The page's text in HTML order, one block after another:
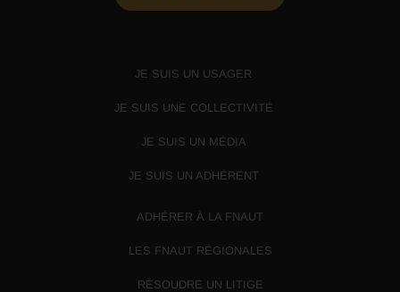
JE SUIS UN USAGER
JE SUIS UNE COLLECTIVITÉ
JE SUIS UN MÉDIA
JE SUIS UN ADHÉRENT
ADHÉRER À LA FNAUT
LES FNAUT RÉGIONALES
RÉSOUDRE UN LITIGE